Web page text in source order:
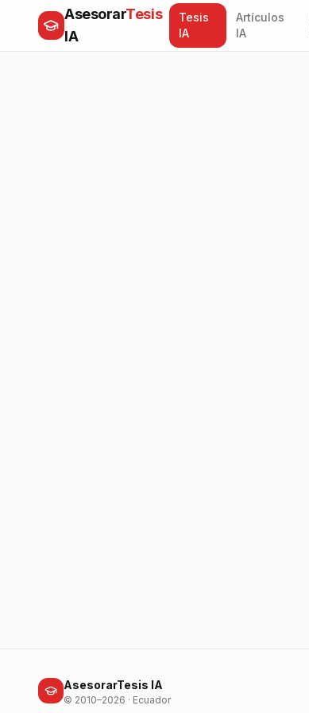
AsesorarTesis
IA
Tesis
IA
Artículos
IA
AsesorarTesis IA
© 2010–2026 · Ecuador